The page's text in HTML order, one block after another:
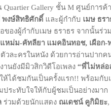
Gallery ชั้น M ศูนย์การค้า
งษ์สิทธิศักดิ์และผู้กำกับ เมษ ธรา
ของผู้กำกับเมษ ธราธร จากนั้นร่
แหม่ม-คัทลียา แมคอินทอช, เผือก-
ตัวละครในหนัง ด้วยการอ่านปากค
านยังมีมิวสิกวิดีโอเพลง “พี่ไม่หล่อ
ห้ได้ชมกันเป็นครั้งแรก!! พร้อมกับ
ประทับใจให้กับผู้ชมเป็นอย่างมาก
ร่วมด้วยนักแสดง ณเดชน์ คูกิมิยะ,